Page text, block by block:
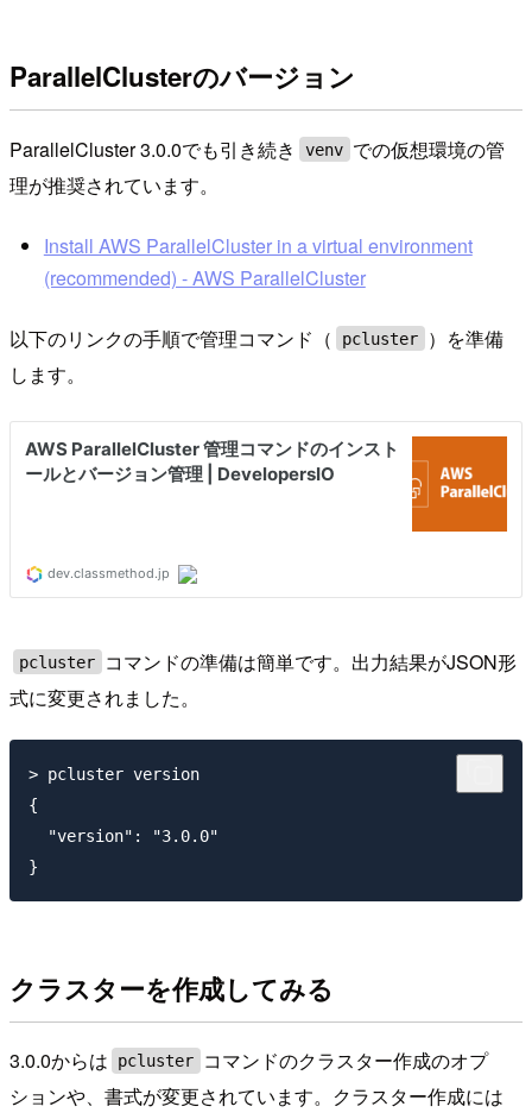
ParallelClusterのバージョン
ParallelCluster 3.0.0でも引き続き venv での仮想環境の管
理が推奨されています。
Install AWS ParallelCluster in a virtual environment
(recommended) - AWS ParallelCluster
以下のリンクの手順で管理コマンド（ pcluster
）を準備
します。
pcluster
コマンドの準備は簡単です。出力結果がJSON形
式に変更されました。
> pcluster version
{
  "version": "3.0.0"
クラスターを作成してみる
3.0.0からは pcluster
コマンドのクラスター作成のオプ
ションや、書式が変更されています。クラスター作成には